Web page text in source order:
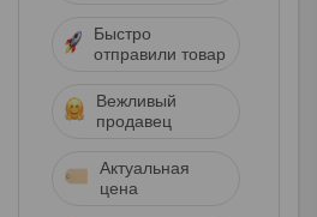
Быстро
отправили товар
Вежливый
продавец
Актуальная
цена